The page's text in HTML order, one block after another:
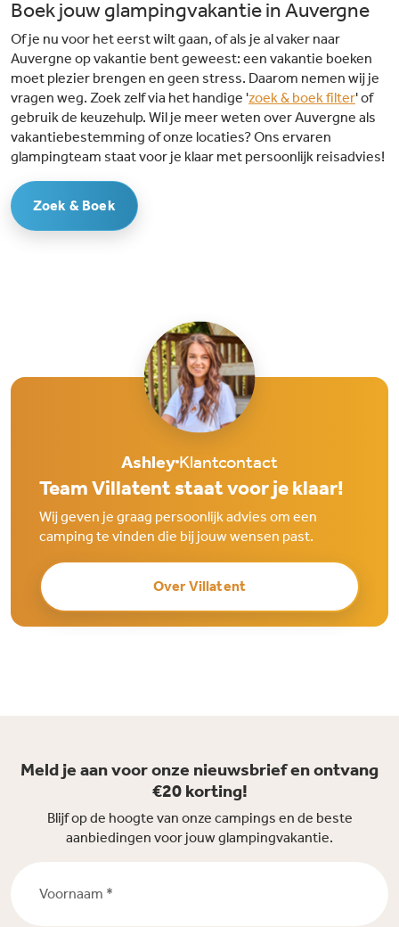
Boek jouw glampingvakantie in Auvergne
Of je nu voor het eerst wilt gaan, of als je al vaker naar
Auvergne op vakantie bent geweest: een vakantie boeken
moet plezier brengen en geen stress. Daarom nemen wij je
vragen weg. Zoek zelf via het handige 'zoek & boek filter' of
gebruik de keuzehulp. Wil je meer weten over Auvergne als
vakantiebestemming of onze locaties? Ons ervaren
glampingteam staat voor je klaar met persoonlijk reisadvies!
Zoek & Boek
Ashley Klantcontact
Team Villatent staat voor je klaar!
Wij geven je graag persoonlijk advies om een
camping te vinden die bij jouw wensen past.
Over Villatent
Meld je aan voor onze nieuwsbrief en ontvang
€20 korting!
Blijf op de hoogte van onze campings en de beste
aanbiedingen voor jouw glampingvakantie.